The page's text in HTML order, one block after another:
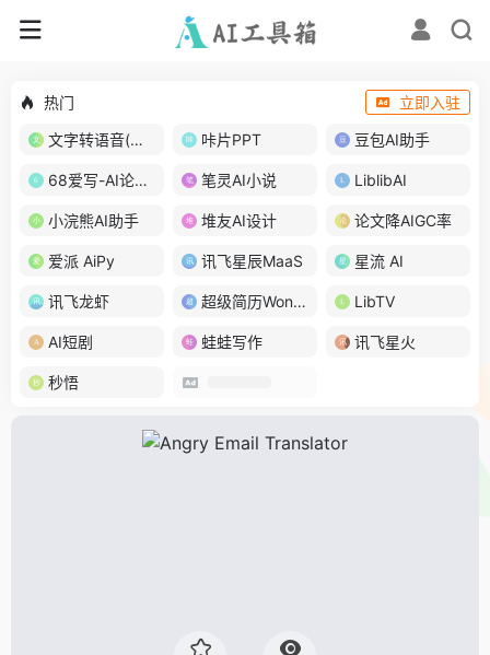
热门
立即入驻
文字转语音(琅琅配音)
咔片PPT 豆包AI助手
68爱写-AI论文写作 笔灵AI小说 LiblibAI
小浣熊AI助手 堆友AI设计 论文降AIGC率
爱派 AiPy 讯飞星辰MaaS 星流 AI
讯飞龙虾 超级简历WonderCV LibTV
AI短剧 蛙蛙写作 讯飞星火
秒悟